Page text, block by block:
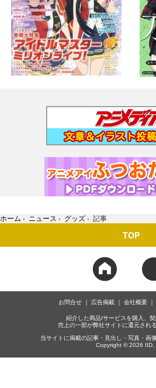
ホーム › ニュース › グッズ › 記事
TOP
お問合せ 広告掲載 会社概要
紹介した商品/サービスを購入、契
売上の一部が弊社サイトに還元され
当サイトに掲載の記事・見出し・写真・画
Copyright © 2026 IID,